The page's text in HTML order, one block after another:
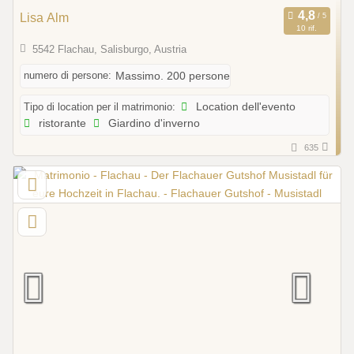
Lisa Alm
10 rif.
5542 Flachau, Salisburgo, Austria
numero di persone: Massimo. 200 persone
Tipo di location per il matrimonio:
Location dell'evento
ristorante
Giardino d'inverno
635